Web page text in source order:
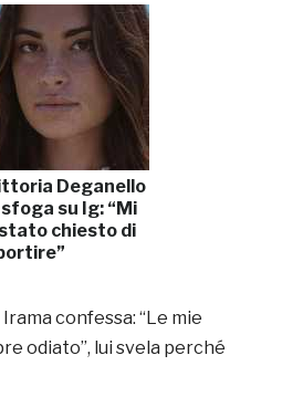
Deganello
su Ig: “Mi
chiesto di
Irama confessa: “Le mie
odiato”, lui svela perché